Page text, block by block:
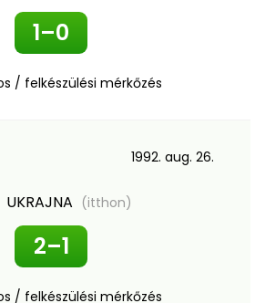
1–0
/ felkészülési mérkőzés
1992. aug. 26.
UKRAJNA (itthon)
2–1
/ felkészülési mérkőzés